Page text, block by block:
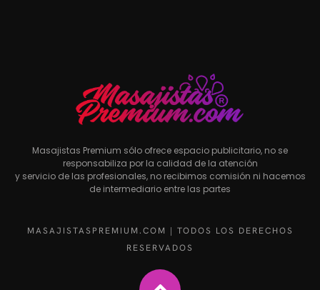
Masajistas Premium sólo ofrece espacio publicitario, no se
responsabiliza por la calidad de la atención
y servicio de las profesionales, no recibimos comisión ni hacemos
de intermediario entre las partes
MASAJISTASPREMIUM.COM | TODOS LOS DERECHOS
RESERVADOS